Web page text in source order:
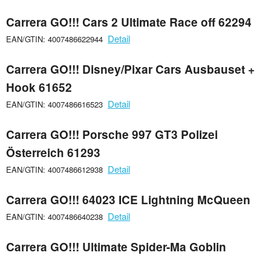
Carrera GO!!! Cars 2 Ultimate Race off 62294
EAN/GTIN: 4007486622944 Detail
Carrera GO!!! Disney/Pixar Cars Ausbauset +
Hook 61652
EAN/GTIN: 4007486616523 Detail
Carrera GO!!! Porsche 997 GT3 Polizei
Österreich 61293
EAN/GTIN: 4007486612938 Detail
Carrera GO!!! 64023 ICE Lightning McQueen
EAN/GTIN: 4007486640238 Detail
Carrera GO!!! Ultimate Spider-Ma Goblin